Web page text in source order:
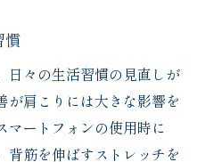
慣
日々の生活習慣の見直しが
が肩こりには大きな影響を
マートフォンの使用時に
背筋を伸ばすストレッチを